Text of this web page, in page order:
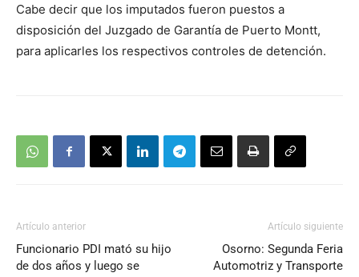
Cabe decir que los imputados fueron puestos a
disposición del Juzgado de Garantía de Puerto Montt,
para aplicarles los respectivos controles de detención.
Artículo anterior
Funcionario PDI mató su hijo
de dos años y luego se
Artículo siguiente
Osorno: Segunda Feria
Automotriz y Transporte